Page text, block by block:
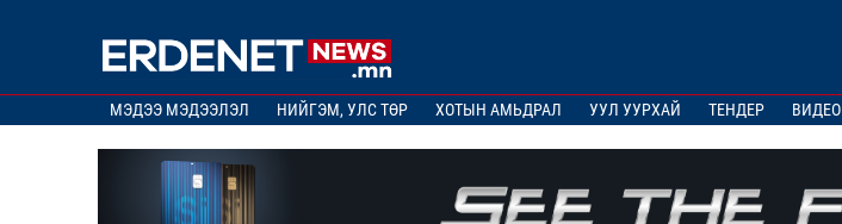
МЭДЭЭ МЭДЭЭЛЭЛ НИЙГЭМ, УЛС ТӨР ХОТЫН АМЬДРАЛ УУЛ УУРХАЙ ТЕНДЕР ВИДЕО